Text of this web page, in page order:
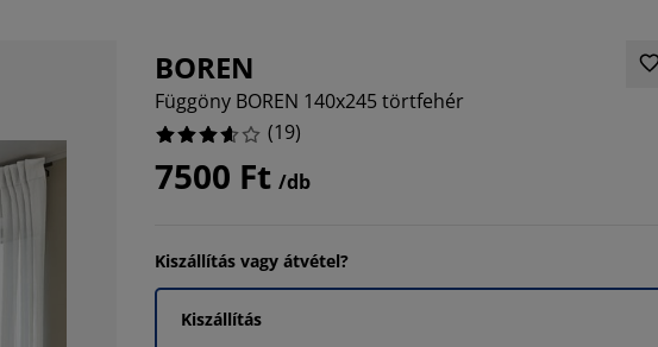
BOREN
Függöny BOREN 140x245 törtfehér
(19)
7500 Ft /db
Kiszállítás vagy átvétel?
Kiszállítás
47.368421052631575%
5.263157894736842%
21.052631578947366%